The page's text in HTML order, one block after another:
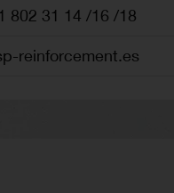
802 31 14 /16 /18
reinforcement.es